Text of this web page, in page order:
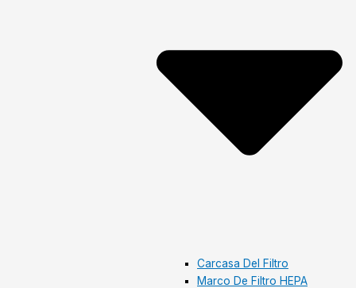
Carcasa Del Filtro
Marco De Filtro HEPA